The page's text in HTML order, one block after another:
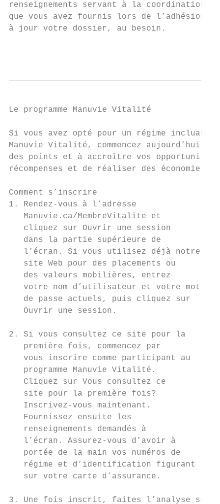
renseignements servant à la coordination
que vous avez fournis lors de l’adhésion
à jour votre dossier, au besoin.
Le programme Manuvie Vitalité
Si vous avez opté pour un régime incluant le
Manuvie Vitalité, commencez aujourd’hui
des points et à accroître vos opportunités
récompenses et de réaliser des économies!
Comment s’inscrire
1. Rendez-vous à l’adresse
   Manuvie.ca/MembreVitalite et
   cliquez sur Ouvrir une session
   dans la partie supérieure de
   l’écran. Si vous utilisez déjà notre
   site Web pour des placements ou
   des valeurs mobilières, entrez
   votre nom d’utilisateur et votre mot
   de passe actuels, puis cliquez sur
   Ouvrir une session.
2. Si vous consultez ce site pour la
   première fois, commencez par
   vous inscrire comme participant au
   programme Manuvie Vitalité.
   Cliquez sur Vous consultez ce
   site pour la première fois?
   Inscrivez-vous maintenant.
   Fournissez ensuite les
   renseignements demandés à
   l’écran. Assurez-vous d’avoir à
   portée de la main vos numéros de
   régime et d’identification figurant
   sur votre carte d’assurance.
3. Une fois inscrit, faites l’analyse santé